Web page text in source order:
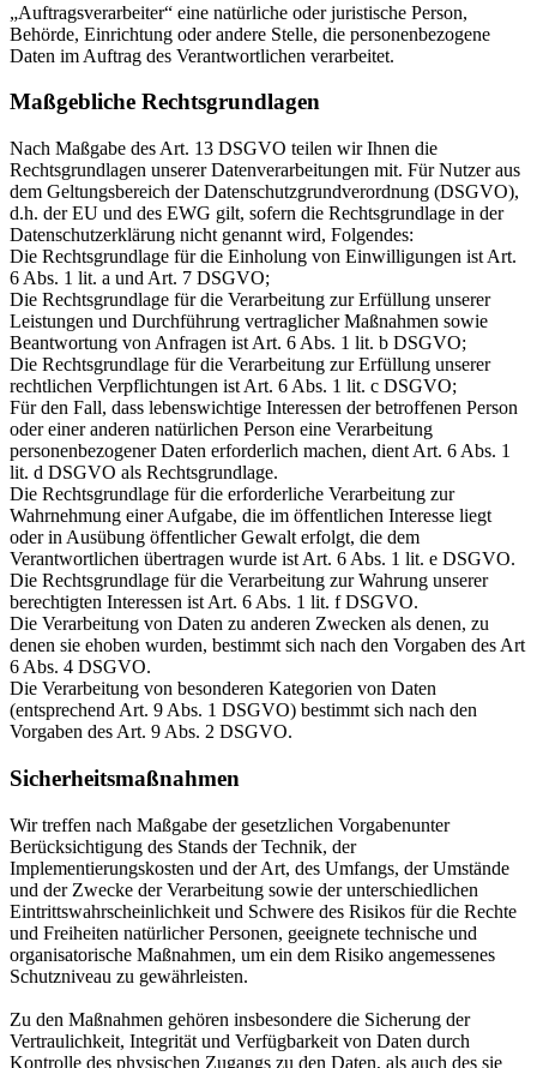
„Auftragsverarbeiter“ eine natürliche oder juristische Person,
Behörde, Einrichtung oder andere Stelle, die personenbezogene
Daten im Auftrag des Verantwortlichen verarbeitet.
Maßgebliche Rechtsgrundlagen
Nach Maßgabe des Art. 13 DSGVO teilen wir Ihnen die
Rechtsgrundlagen unserer Datenverarbeitungen mit. Für Nutzer aus
dem Geltungsbereich der Datenschutzgrundverordnung (DSGVO),
d.h. der EU und des EWG gilt, sofern die Rechtsgrundlage in der
Datenschutzerklärung nicht genannt wird, Folgendes:
Die Rechtsgrundlage für die Einholung von Einwilligungen ist Art.
6 Abs. 1 lit. a und Art. 7 DSGVO;
Die Rechtsgrundlage für die Verarbeitung zur Erfüllung unserer
Leistungen und Durchführung vertraglicher Maßnahmen sowie
Beantwortung von Anfragen ist Art. 6 Abs. 1 lit. b DSGVO;
Die Rechtsgrundlage für die Verarbeitung zur Erfüllung unserer
rechtlichen Verpflichtungen ist Art. 6 Abs. 1 lit. c DSGVO;
Für den Fall, dass lebenswichtige Interessen der betroffenen Person
oder einer anderen natürlichen Person eine Verarbeitung
personenbezogener Daten erforderlich machen, dient Art. 6 Abs. 1
lit. d DSGVO als Rechtsgrundlage.
Die Rechtsgrundlage für die erforderliche Verarbeitung zur
Wahrnehmung einer Aufgabe, die im öffentlichen Interesse liegt
oder in Ausübung öffentlicher Gewalt erfolgt, die dem
Verantwortlichen übertragen wurde ist Art. 6 Abs. 1 lit. e DSGVO.
Die Rechtsgrundlage für die Verarbeitung zur Wahrung unserer
berechtigten Interessen ist Art. 6 Abs. 1 lit. f DSGVO.
Die Verarbeitung von Daten zu anderen Zwecken als denen, zu
denen sie ehoben wurden, bestimmt sich nach den Vorgaben des Art
6 Abs. 4 DSGVO.
Die Verarbeitung von besonderen Kategorien von Daten
(entsprechend Art. 9 Abs. 1 DSGVO) bestimmt sich nach den
Vorgaben des Art. 9 Abs. 2 DSGVO.
Sicherheitsmaßnahmen
Wir treffen nach Maßgabe der gesetzlichen Vorgabenunter
Berücksichtigung des Stands der Technik, der
Implementierungskosten und der Art, des Umfangs, der Umstände
und der Zwecke der Verarbeitung sowie der unterschiedlichen
Eintrittswahrscheinlichkeit und Schwere des Risikos für die Rechte
und Freiheiten natürlicher Personen, geeignete technische und
organisatorische Maßnahmen, um ein dem Risiko angemessenes
Schutzniveau zu gewährleisten.
Zu den Maßnahmen gehören insbesondere die Sicherung der
Vertraulichkeit, Integrität und Verfügbarkeit von Daten durch
Kontrolle des physischen Zugangs zu den Daten, als auch des sie